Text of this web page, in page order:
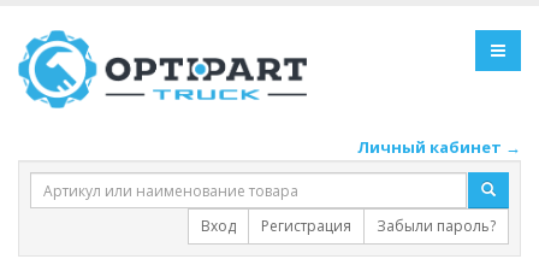
Личный кабинет →
Вход Регистрация Забыли пароль?